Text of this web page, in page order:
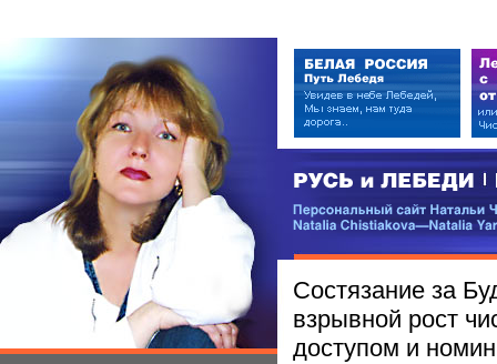
РУСЬ и ЛЕБЕДИ | RUSI —
Персональный сайт Натальи
Состязание за
взрывной рост
доступом и